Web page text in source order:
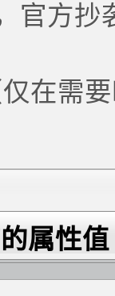
官方抄
在需
属性值